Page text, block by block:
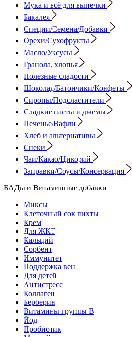
Мука и всё для выпечки
Бакалея
Специи/Семена/Добавки
Орехи/Сухофрукты
Масло/Уксусы
Гранола, хлопья
Полезные сладости
Шоколад/Батончики/Конфеты
Сиропы/Подсластители
Сладкие пасты и джемы
Печенье/Вафли
Хлеб и альтернативы
Снеки
Чаи/Какао/Цикорий
Заправки/Соусы/Консервация
БАДы и Витаминные добавки
Миксы
Клеточный сок пихты
Крем
Для ЖКТ
Кальций
Сорбент
Иммунитет
Поддержка вен
Для детей
Антистресс
Коллаген
Берберин
Витамины группы B
Йод
Пробиотик